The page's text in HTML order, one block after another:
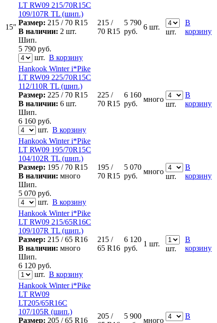
15"
LT RW09 215/70R15C
109/107R TL (шип.)
Размер: 215 / 70 R15
В наличии: 2 шт.
Шип.
5 790 руб.
шт. В корзину
215 /
70 R15
5 790
руб.
6 шт.
шт.
В
корзину
Hankook Winter i*Pike
LT RW09 225/70R15C
112/110R TL (шип.)
Размер: 225 / 70 R15
В наличии: 6 шт.
Шип.
6 160 руб.
шт. В корзину
225 /
70 R15
6 160
руб.
много
шт.
В
корзину
Hankook Winter i*Pike
LT RW09 195/70R15C
104/102R TL (шип.)
Размер: 195 / 70 R15
В наличии: много
Шип.
5 070 руб.
шт. В корзину
195 /
70 R15
5 070
руб.
много
шт.
В
корзину
Hankook Winter i*Pike
LT RW09 215/65R16C
109/107R TL (шип.)
Размер: 215 / 65 R16
В наличии: много
Шип.
6 120 руб.
шт. В корзину
215 /
65 R16
6 120
руб.
1 шт.
шт.
В
корзину
Hankook Winter i*Pike
LT RW09
LT205/65R16C
107/105R (шип.)
Размер: 205 / 65 R16
205 /
5 900
много
В